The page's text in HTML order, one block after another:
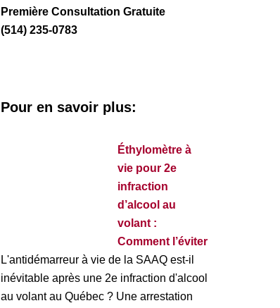
Première Consultation Gratuite
(514) 235-0783
Pour en savoir plus:
Éthylomètre à
vie pour 2e
infraction
d’alcool au
volant :
Comment l’éviter
L'antidémarreur à vie de la SAAQ est-il
inévitable après une 2e infraction d'alcool
au volant au Québec ? Une arrestation